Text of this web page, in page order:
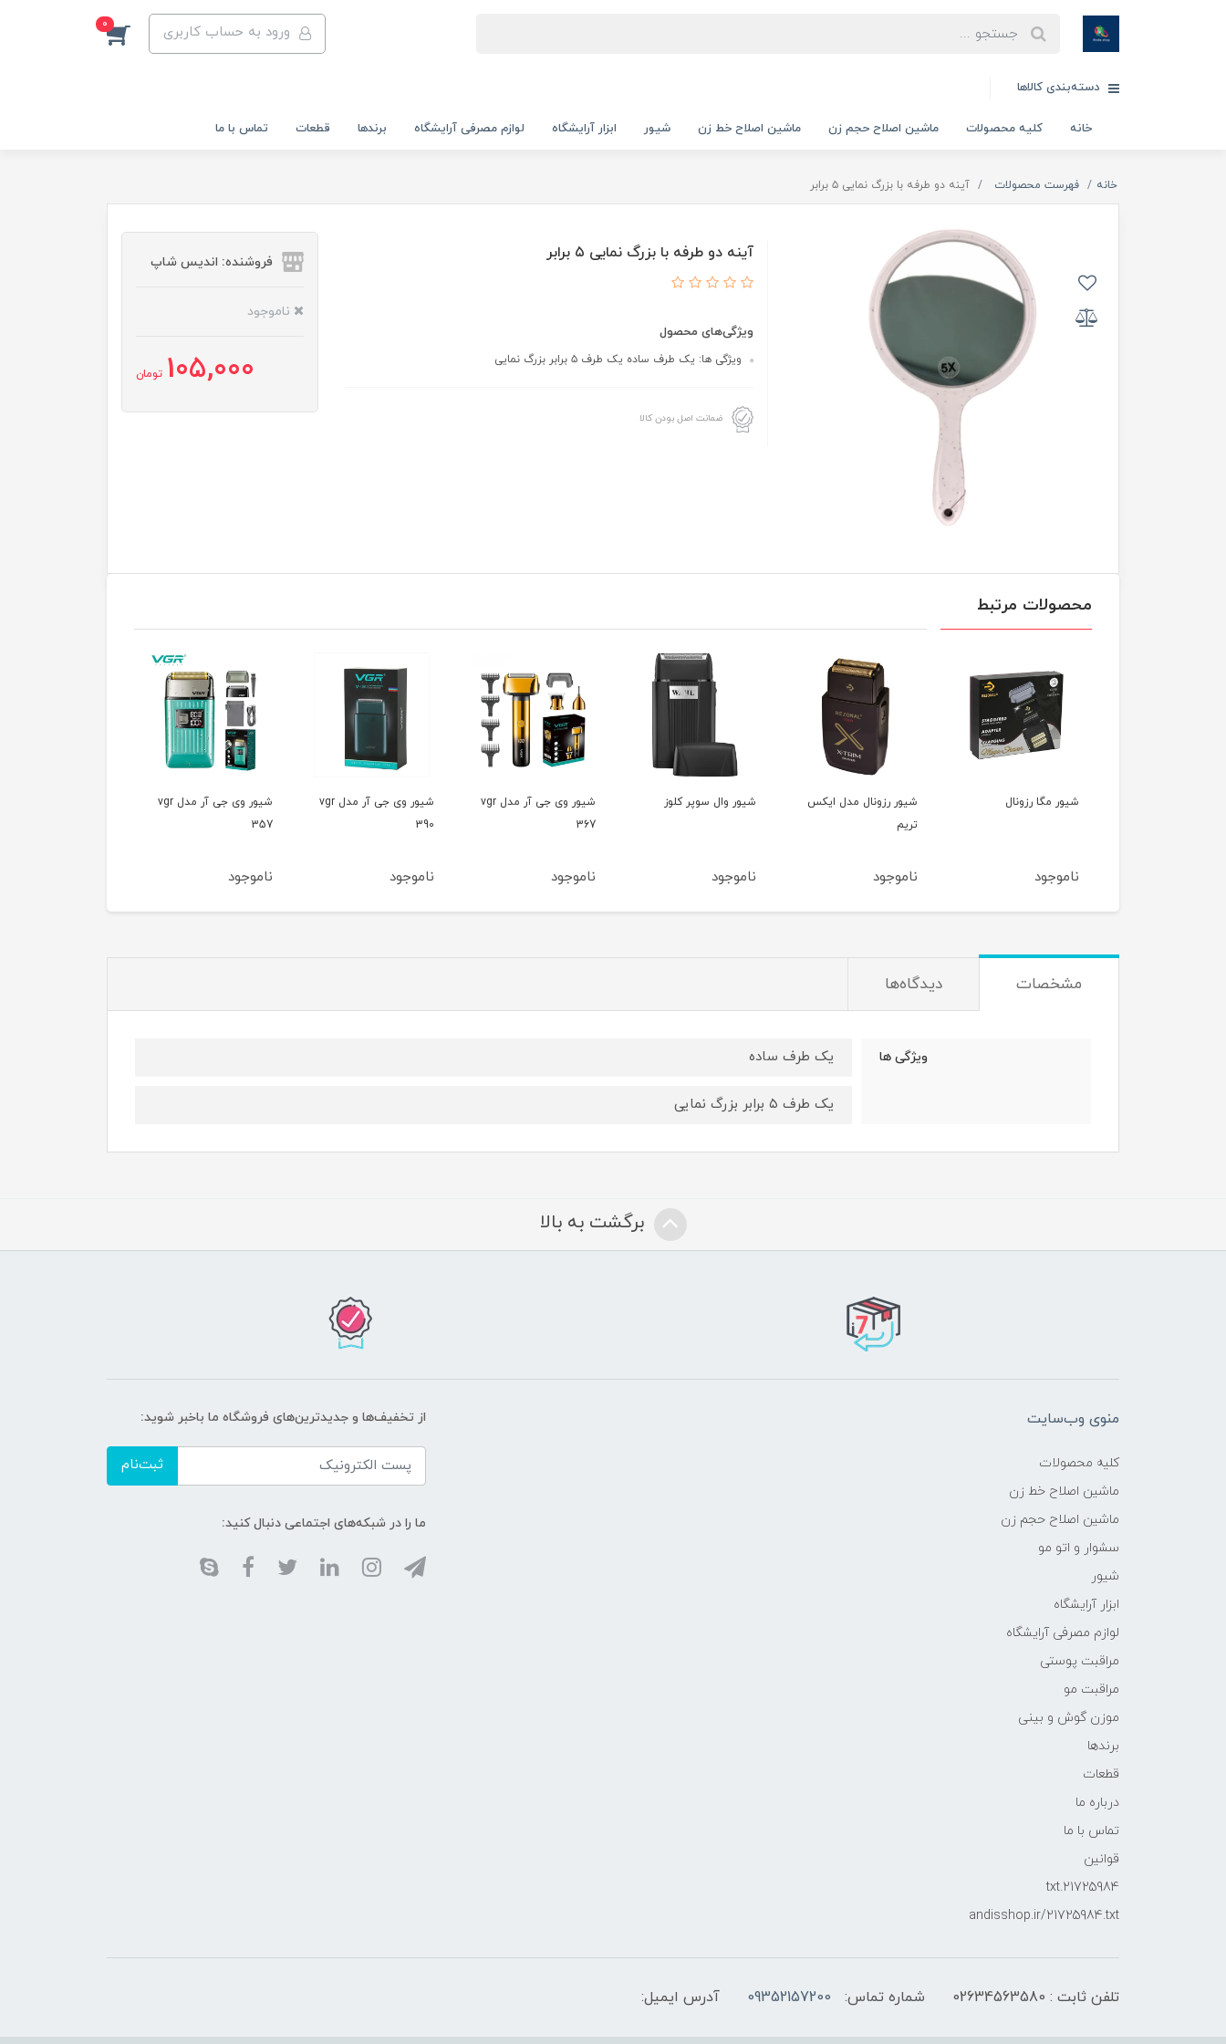
ورود به حساب کاربری 0
دسته‌بندی کالاها
خانه کلیه محصولات ماشین اصلاح حجم زن ماشین اصلاح خط زن شیور ابزار آرایشگاه لوازم مصرفی آرایشگاه برندها قطعات تماس با ما
خانه فهرست محصولات آینه دو طرفه با بزرگ نمایی ۵ برابر
آینه دو طرفه با بزرگ نمایی ۵ برابر
ویژگی‌های محصول
ویژگی ها: یک طرف ساده یک طرف ۵ برابر بزرگ نمایی
ضمانت اصل بودن کالا
فروشنده: اندیس شاپ
ناموجود
105,000 تومان
محصولات مرتبط
شیور رزونال مدل ایکس
ناموجود
شیور وال سوپر کلوز
ناموجود ناموجود
شیور وی جی آر مدل vgr
390
ناموجود
شیور وی جی آر مدل vgr
357
ناموجود
شیور دی اس پی مدل
60111
ناموجود
مشخصات دیدگاه‌ها
ویژگی ها یک طرف ساده
یک طرف ۵ برابر بزرگ نمایی
برگشت به بالا
منوی وب‌سایت
کلیه محصولات
ماشین اصلاح خط زن
ماشین اصلاح حجم زن
سشوار و اتو مو
شیور
ابزار آرایشگاه
لوازم مصرفی آرایشگاه
مراقبت پوستی
مراقبت مو
موزن گوش و بینی
برندها
قطعات
درباره ما
تماس با ما
قوانین
21725984.txt
andisshop.ir/21725984.txt
از تخفیف‌ها و جدیدترین‌های فروشگاه ما باخبر شوید:
ثبت‌نام
ما را در شبکه‌های اجتماعی دنبال کنید:
تلفن ثابت : 02634563580 شماره تماس: 09352157200 آدرس ایمیل: